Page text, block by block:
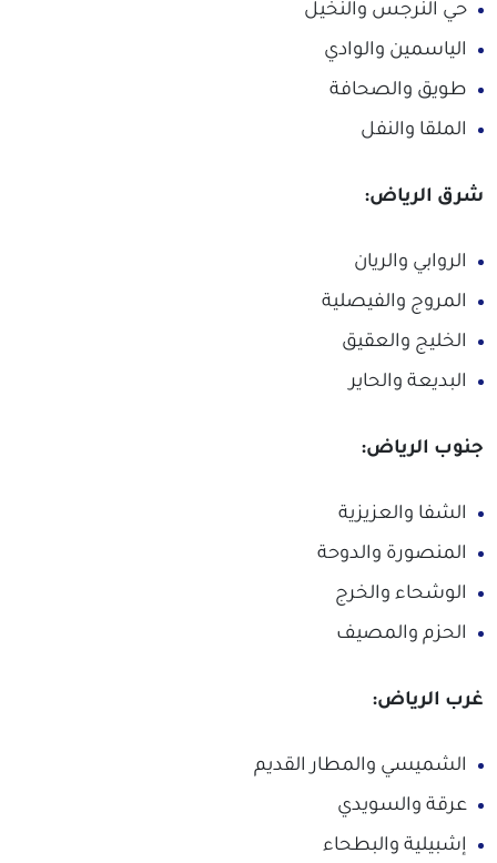
حي النرجس والنخيل
الياسمين والوادي
طويق والصحافة
الملقا والنفل
شرق الرياض:
الروابي والريان
المروج والفيصلية
الخليج والعقيق
البديعة والحاير
جنوب الرياض:
الشفا والعزيزية
المنصورة والدوحة
الوشحاء والخرج
الحزم والمصيف
غرب الرياض:
الشميسي والمطار القديم
عرقة والسويدي
إشبيلية والبطحاء